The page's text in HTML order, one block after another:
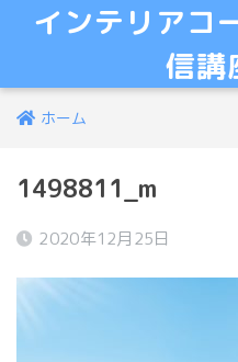
インテリアコ
信講
ホーム
1498811_m
2020年12月25日